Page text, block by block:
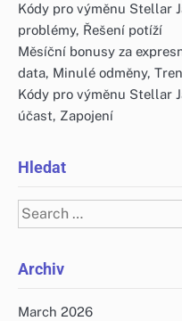
Kódy pro výměnu Stellar
problémy, Řešení potíží
Měsíční bonusy za
data, Minulé odměny,
Kódy pro výměnu Stellar
účast, Zapojení
Hledat
Search
for:
Archiv
March 2026